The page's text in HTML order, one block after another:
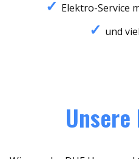
Elektro-Service
und